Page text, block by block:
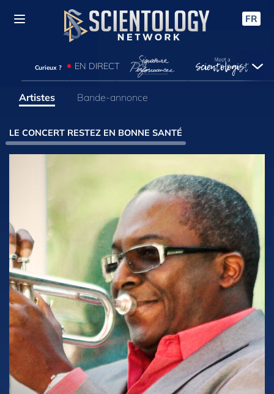
FR
Curieux ? EN DIRECT
Artistes Bande-annonce
LE CONCERT RESTEZ EN BONNE SANTÉ